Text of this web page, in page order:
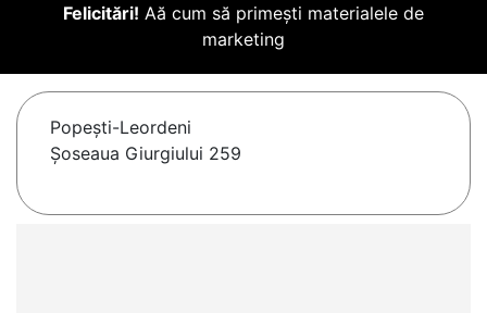
Felicitări! Aă cum să primești materialele de
marketing
Popeşti-Leordeni
Șoseaua Giurgiului 259